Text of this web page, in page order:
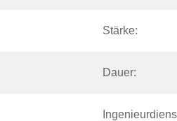
Stärke:
Dauer: